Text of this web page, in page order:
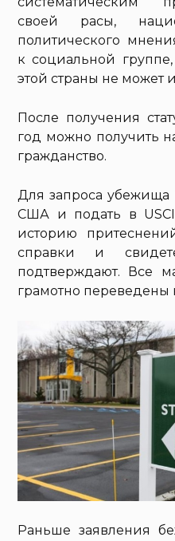
своей расы,
политического
к социальной
этой страны не может
После получения
год можно получить
гражданство.
Для запроса убежища
США и подать в
историю
справки и
подтверждают. Все
грамотно переведены
Раньше заявления